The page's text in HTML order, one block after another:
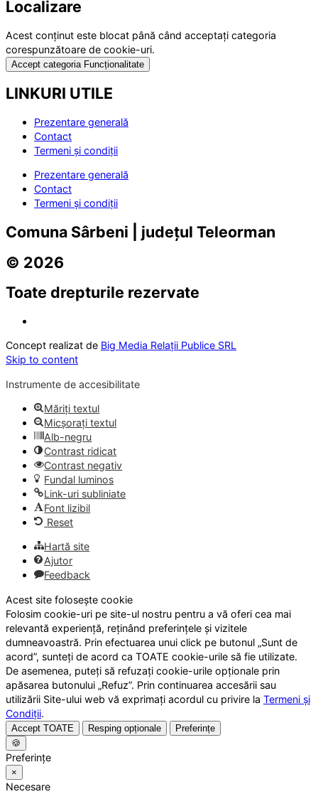
Localizare
Acest conținut este blocat până când acceptați categoria
corespunzătoare de cookie-uri.
Accept categoria Funcționalitate
LINKURI UTILE
Prezentare generală
Contact
Termeni și condiții
Prezentare generală
Contact
Termeni și condiții
Comuna Sârbeni | județul Teleorman
© 2026
Toate drepturile rezervate
Concept realizat de Big Media Relații Publice SRL
Skip to content
Instrumente de accesibilitate
Măriți textul
Micșorați textul
Alb-negru
Contrast ridicat
Contrast negativ
Fundal luminos
Link-uri subliniate
Font lizibil
Reset
Hartă site
Ajutor
Feedback
Acest site folosește cookie
Folosim cookie-uri pe site-ul nostru pentru a vă oferi cea mai
relevantă experiență, reținând preferințele și vizitele
dumneavoastră. Prin efectuarea unui click pe butonul „Sunt de
acord”, sunteți de acord ca TOATE cookie-urile să fie utilizate.
De asemenea, puteți să refuzați cookie-urile opționale prin
apăsarea butonului „Refuz”. Prin continuarea accesării sau
utilizării Site-ului web vă exprimați acordul cu privire la Termeni și
Condiții.
Accept TOATE Resping opționale
Preferințe
🍪
Preferințe
×
Necesare